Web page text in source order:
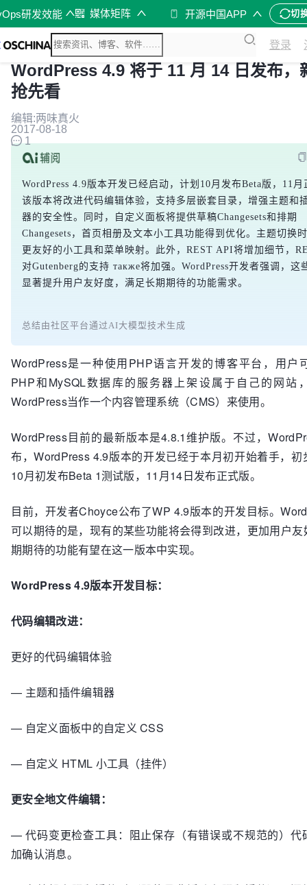
研发效能 媒体矩阵 开源中国APP 切
登录
WordPress 4.9 将于 11 月 14 日发布，
抢先看
编辑:两味真火
2017-08-18
1
WordPress 4.9版本开发已经启动，计划10月发布Beta版，11月
该版本将改进代码编辑体验，支持多层嵌套目录，增强主题和
器的安全性。同时，自定义面板将提供草稿Changesets和排期
Changesets，首页相册及文本小工具功能得到优化。主题切换
更友好的小工具和菜单映射。此外，REST API将增加细节，
对Gutenberg的支持 также将加强。WordPress开发者强调，这
显著提升用户友好度，满足长期期待的功能需求。
总结由社区平台通过AI大模型技术生成
WordPress是一种使用PHP语言开发的博客平台，用户
PHP和MySQL数据库的服务器上架设属于自己的网站
WordPress当作一个内容管理系统（CMS）来使用。
WordPress目前的最新版本是4.8.1维护版。不过，
布，WordPress 4.9版本的开发已经于本月初开始着手，初
10月初发布Beta 1测试版，11月14日发布正式版。
目前，开发者Choyce公布了WP 4.9版本的开发目标。
可以期待的是，现有的某些功能将会得到改进，更加用户
期期待的功能有望在这一版本中实现。
WordPress 4.9版本开发目标：
代码编辑改进：
更好的代码编辑体验
— 主题和插件编辑器
— 自定义面板中的自定义 CSS
— 自定义 HTML 小工具（挂件）
更安全地文件编辑：
— 代码变更检查工具：阻止保存（有错误或不规范的）代
加确认消息。